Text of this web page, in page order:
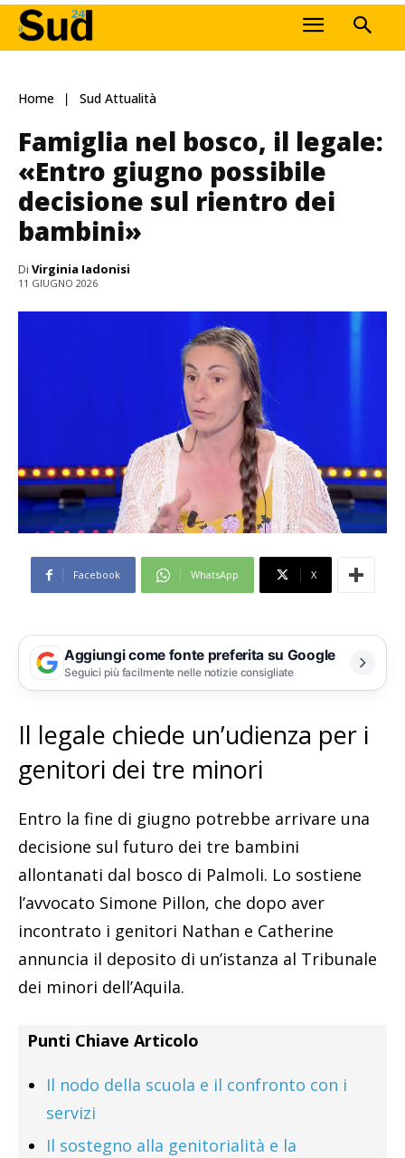
Home Sud Attualità
Famiglia nel bosco, il legale:
«Entro giugno possibile
decisione sul rientro dei
bambini»
Di Virginia Iadonisi
11 GIUGNO 2026
Facebook WhatsApp X
Aggiungi come fonte preferita su Google
Seguici più facilmente nelle notizie consigliate
Il legale chiede un’udienza per i
genitori dei tre minori
Entro la fine di giugno potrebbe arrivare una
decisione sul futuro dei tre bambini
allontanati dal bosco di Palmoli. Lo sostiene
l’avvocato Simone Pillon, che dopo aver
incontrato i genitori Nathan e Catherine
annuncia il deposito di un’istanza al Tribunale
dei minori dell’Aquila.
Punti Chiave Articolo
Il nodo della scuola e il confronto con i
servizi
Il sostegno alla genitorialità e la